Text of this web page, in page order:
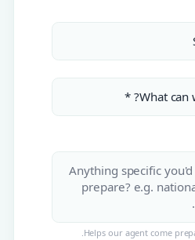
Helps our agent come